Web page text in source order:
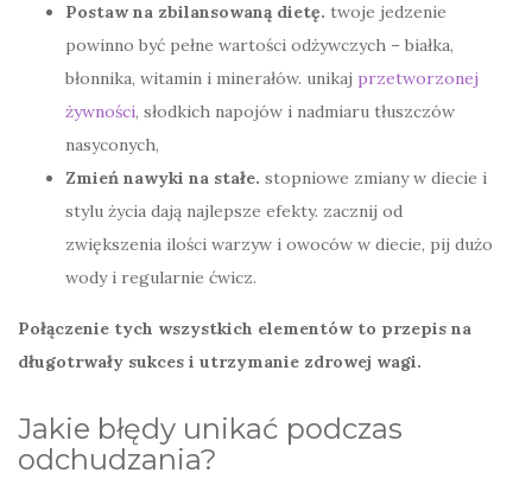
Postaw na zbilansowaną dietę. twoje jedzenie
powinno być pełne wartości odżywczych – białka,
błonnika, witamin i minerałów. unikaj przetworzonej
żywności, słodkich napojów i nadmiaru tłuszczów
nasyconych,
Zmień nawyki na stałe. stopniowe zmiany w diecie i
stylu życia dają najlepsze efekty. zacznij od
zwiększenia ilości warzyw i owoców w diecie, pij dużo
wody i regularnie ćwicz.
Połączenie tych wszystkich elementów to przepis na
długotrwały sukces i utrzymanie zdrowej wagi.
Jakie błędy unikać podczas
odchudzania?